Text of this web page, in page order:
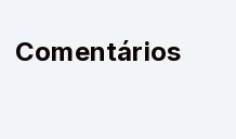
Comentários